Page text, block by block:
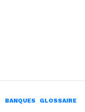
BANQUES GLOSSAIRE